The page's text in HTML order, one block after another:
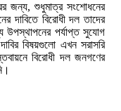
জন্য, শুধুমাত্র সংশোধনের
দাবিতে বিরোধী দল তাদের
পর্যাপ্ত সুযোগ
বিষয়গুলো এখন সরাসরি
বিরোধী দল জনগণের